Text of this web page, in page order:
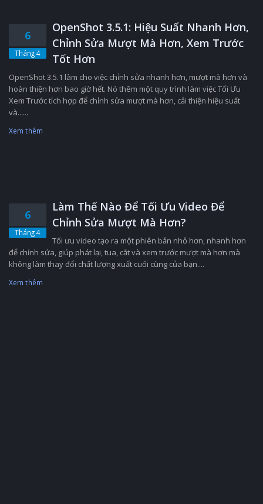
6
Tháng 4
OpenShot 3.5.1: Hiệu Suất Nhanh Hơn,
Chỉnh Sửa Mượt Mà Hơn, Xem Trước
Tốt Hơn
OpenShot 3.5.1 làm cho việc chỉnh sửa nhanh hơn, mượt mà hơn và
hoàn thiện hơn bao giờ hết. Nó thêm một quy trình làm việc Tối Ưu
Xem Trước tích hợp để chỉnh sửa mượt mà hơn, cải thiện hiệu suất
và......
Xem thêm
6
Tháng 4
Làm Thế Nào Để Tối Ưu Video Để
Chỉnh Sửa Mượt Mà Hơn?
Tối ưu video tạo ra một phiên bản nhỏ hơn, nhanh hơn
để chỉnh sửa, giúp phát lại, tua, cắt và xem trước mượt mà hơn mà
không làm thay đổi chất lượng xuất cuối cùng của bạn....
Xem thêm